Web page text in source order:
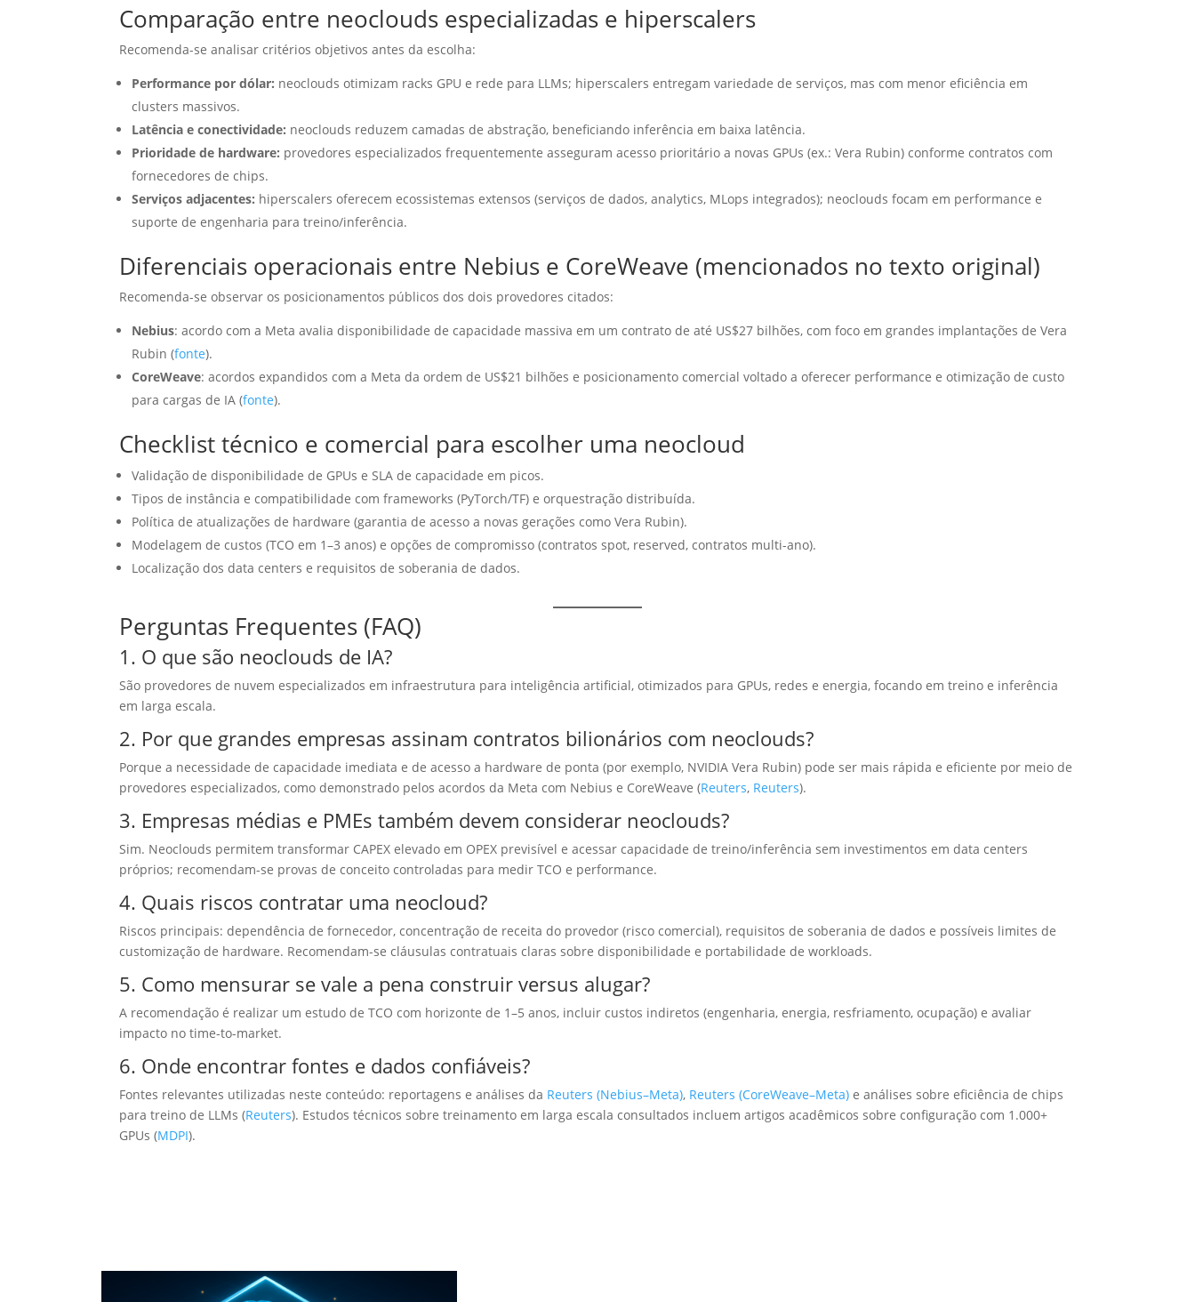
Comparação entre neoclouds especializadas e hiperscalers
Recomenda-se analisar critérios objetivos antes da escolha:
Performance por dólar: neoclouds otimizam racks GPU e rede para LLMs; hiperscalers entregam variedade de serviços, mas com menor eficiência em
clusters massivos.
Latência e conectividade: neoclouds reduzem camadas de abstração, beneficiando inferência em baixa latência.
Prioridade de hardware: provedores especializados frequentemente asseguram acesso prioritário a novas GPUs (ex.: Vera Rubin) conforme contratos com
fornecedores de chips.
Serviços adjacentes: hiperscalers oferecem ecossistemas extensos (serviços de dados, analytics, MLops integrados); neoclouds focam em performance e
suporte de engenharia para treino/inferência.
Diferenciais operacionais entre Nebius e CoreWeave (mencionados no texto original)
Recomenda-se observar os posicionamentos públicos dos dois provedores citados:
Nebius: acordo com a Meta avalia disponibilidade de capacidade massiva em um contrato de até US$27 bilhões, com foco em grandes implantações de Vera
Rubin (fonte).
CoreWeave: acordos expandidos com a Meta da ordem de US$21 bilhões e posicionamento comercial voltado a oferecer performance e otimização de custo
para cargas de IA (fonte).
Checklist técnico e comercial para escolher uma neocloud
Validação de disponibilidade de GPUs e SLA de capacidade em picos.
Tipos de instância e compatibilidade com frameworks (PyTorch/TF) e orquestração distribuída.
Política de atualizações de hardware (garantia de acesso a novas gerações como Vera Rubin).
Modelagem de custos (TCO em 1–3 anos) e opções de compromisso (contratos spot, reserved, contratos multi-ano).
Localização dos data centers e requisitos de soberania de dados.
Perguntas Frequentes (FAQ)
1. O que são neoclouds de IA?
São provedores de nuvem especializados em infraestrutura para inteligência artificial, otimizados para GPUs, redes e energia, focando em treino e inferência
em larga escala.
2. Por que grandes empresas assinam contratos bilionários com neoclouds?
Porque a necessidade de capacidade imediata e de acesso a hardware de ponta (por exemplo, NVIDIA Vera Rubin) pode ser mais rápida e eficiente por meio de
provedores especializados, como demonstrado pelos acordos da Meta com Nebius e CoreWeave (Reuters, Reuters).
3. Empresas médias e PMEs também devem considerar neoclouds?
Sim. Neoclouds permitem transformar CAPEX elevado em OPEX previsível e acessar capacidade de treino/inferência sem investimentos em data centers
próprios; recomendam-se provas de conceito controladas para medir TCO e performance.
4. Quais riscos contratar uma neocloud?
Riscos principais: dependência de fornecedor, concentração de receita do provedor (risco comercial), requisitos de soberania de dados e possíveis limites de
customização de hardware. Recomendam-se cláusulas contratuais claras sobre disponibilidade e portabilidade de workloads.
5. Como mensurar se vale a pena construir versus alugar?
A recomendação é realizar um estudo de TCO com horizonte de 1–5 anos, incluir custos indiretos (engenharia, energia, resfriamento, ocupação) e avaliar
impacto no time-to-market.
6. Onde encontrar fontes e dados confiáveis?
Fontes relevantes utilizadas neste conteúdo: reportagens e análises da Reuters (Nebius–Meta), Reuters (CoreWeave–Meta) e análises sobre eficiência de chips
para treino de LLMs (Reuters). Estudos técnicos sobre treinamento em larga escala consultados incluem artigos acadêmicos sobre configuração com 1.000+
GPUs (MDPI).